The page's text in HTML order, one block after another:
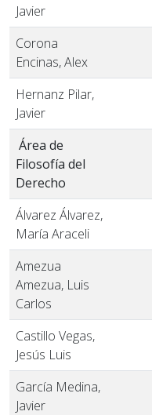
Javier
Corona
Encinas, Alex
Hernanz Pilar,
Javier
Área de
Filosofía del
Derecho
Álvarez Álvarez,
María Araceli
Amezua
Amezua, Luis
Carlos
Castillo Vegas,
Jesús Luis
García Medina,
Javier